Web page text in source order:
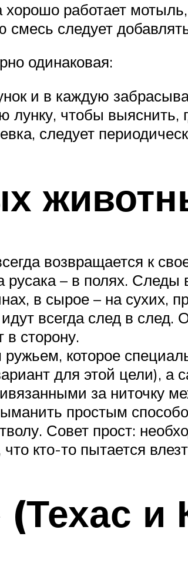
хорошо работает
следует
одинаковая:
и в каждую
лунку, чтобы выяснить,
следует
возвращается к
– в полях. Следы
в сырое – на сухих,
всегда след в
в сторону.
которое
для этой цели), а
за ниточку
простым
Совет прост:
кто-то пытается
и